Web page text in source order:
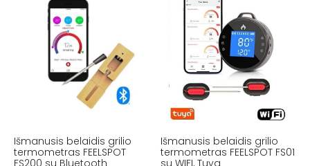
Išmanusis belaidis grilio
termometras FEELSPOT
FS200 su Bluetooth
Išmanusis belaidis grilio
termometras FEELSPOT FS01
su WIFI, Tuya